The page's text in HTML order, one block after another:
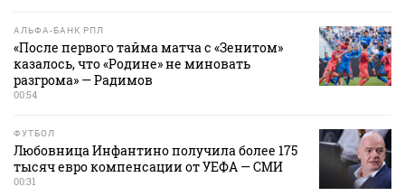
АЛЬФА-БАНК РПЛ
«После первого тайма матча с «Зенитом»
казалось, что «Родине» не миновать
разгрома» — Радимов
00:54
ФУТБОЛ
Любовница Инфантино получила более 175
тысяч евро компенсации от УЕФА — СМИ
00:31